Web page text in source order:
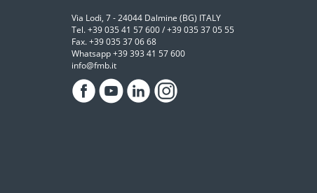
Via Lodi, 7 - 24044 Dalmine (BG) ITALY
Tel. +39 035 41 57 600 / +39 035 37 05 55
Fax. +39 035 37 06 68
Whatsapp +39 393 41 57 600
info@fmb.it